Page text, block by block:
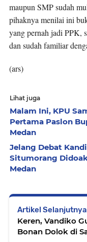
maupun SMP sudah
pihaknya menilai ini
yang pernah jadi PPK,
dan sudah familiar
(ars)
Lihat juga
Malam Ini, KPU
Pertama Paslon
Medan
Jelang Debat
Situmorang
Medan
Artikel Selanjutnya
Keren, Vandiko
Bonan Dolok di